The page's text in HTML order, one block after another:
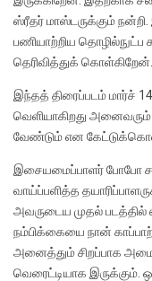
ஸ்ரீதர் மாஸ்டருக்கும்
பணியாற்றிய
தெரிவித்துக் கொள்கிறேன்.
இந்தத் திரைப்படம் மார்ச்
வெளியாகிறது அனைவரும்
வேண்டும் என
இசையமைப்பாளர் போபோ
வாய்ப்பளித்த
அவருடைய முதல்
நம்பிக்கையை நான்
அனைத்தும் சிறப்பாக
வெரைட்டியாக இருக்கும்.